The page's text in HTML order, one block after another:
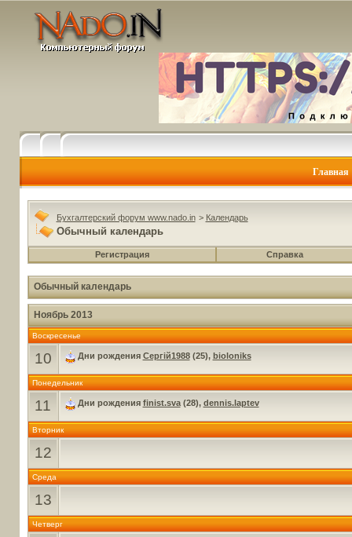
Главная
Бухгалтерский форум www.nado.in > Календарь
Обычный календарь
Регистрация Справка
Обычный календарь
Ноябрь 2013
Воскресенье
10 Дни рождения Сергій1988(25), bioloniks
Понедельник
11 Дни рождения finist.sva(28), dennis.laptev
Вторник
12
Среда
13
Четверг